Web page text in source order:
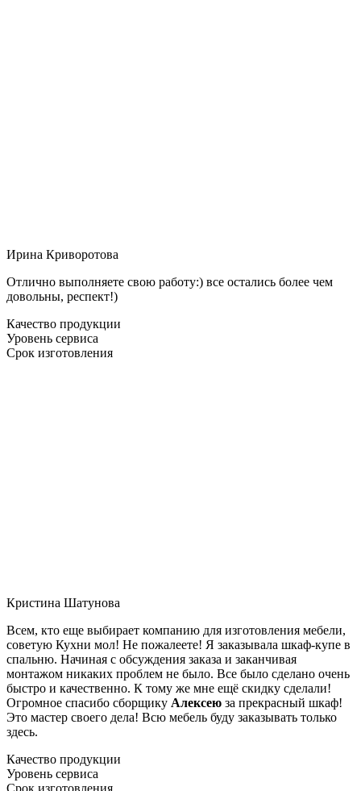
Ирина Криворотова
Отлично выполняете свою работу:) все остались более чем
довольны, респект!)
Качество продукции
Уровень сервиса
Срок изготовления
Кристина Шатунова
Всем, кто еще выбирает компанию для изготовления мебели,
советую Кухни мол! Не пожалеете! Я заказывала шкаф-купе в
спальню. Начиная с обсуждения заказа и заканчивая
монтажом никаких проблем не было. Все было сделано очень
быстро и качественно. К тому же мне ещё скидку сделали!
Огромное спасибо сборщику Алексею за прекрасный шкаф!
Это мастер своего дела! Всю мебель буду заказывать только
здесь.
Качество продукции
Уровень сервиса
Срок изготовления